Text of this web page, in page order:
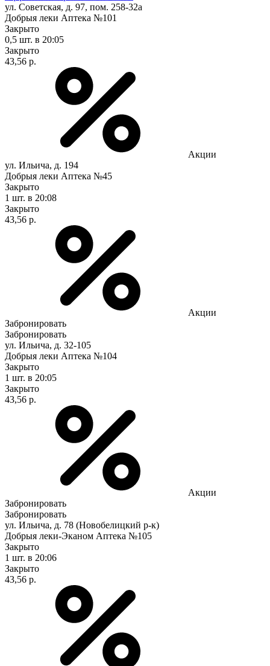
ул. Советская, д. 97, пом. 258-32а
Добрыя леки Аптека №101
Закрыто
0,5 шт. в 20:05
Закрыто
43,56 р.
Акции
ул. Ильича, д. 194
Добрыя леки Аптека №45
Закрыто
1 шт. в 20:08
Закрыто
43,56 р.
Акции
Забронировать
Забронировать
ул. Ильича, д. 32-105
Добрыя леки Аптека №104
Закрыто
1 шт. в 20:05
Закрыто
43,56 р.
Акции
Забронировать
Забронировать
ул. Ильича, д. 78 (Новобелицкий р-к)
Добрыя леки-Эканом Аптека №105
Закрыто
1 шт. в 20:06
Закрыто
43,56 р.